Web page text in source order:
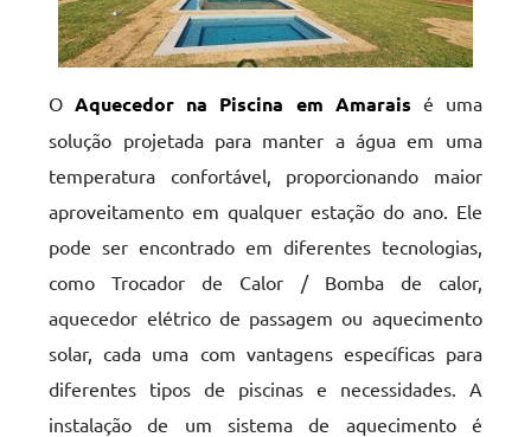
OAquecedor na Piscina em Amarais é uma
solução projetada para manter a água em uma
temperatura confortável, proporcionando maior
aproveitamento em qualquer estação do ano. Ele
pode ser encontrado em diferentes tecnologias,
como Trocador de Calor / Bomba de calor,
aquecedor elétrico de passagem ou aquecimento
solar, cada uma com vantagens específicas para
diferentes tipos de piscinas e necessidades. A
instalação de um sistema de aquecimento é